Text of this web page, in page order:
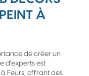
À
de créer un
d'experts est
Feurs, offrant des